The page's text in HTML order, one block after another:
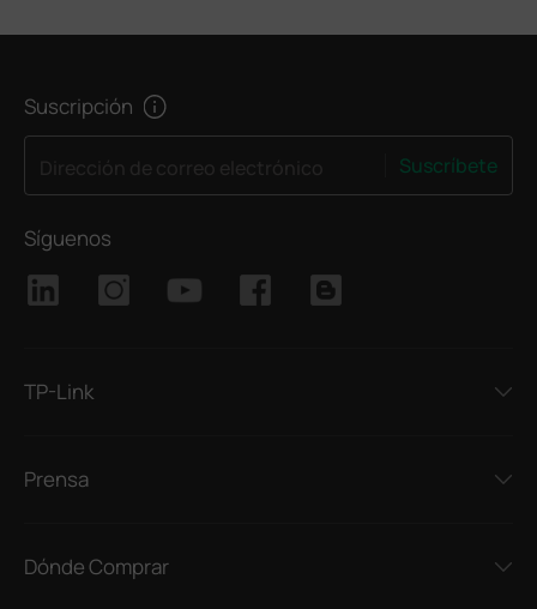
Suscripción
Suscríbete
Síguenos
TP-Link
Prensa
Dónde Comprar